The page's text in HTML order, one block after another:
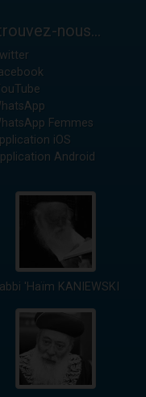
nous...
Femmes
iOS
Android
'Haïm KANIEWSKI